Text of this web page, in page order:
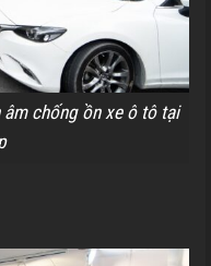
chống ồn xe ô tô tại